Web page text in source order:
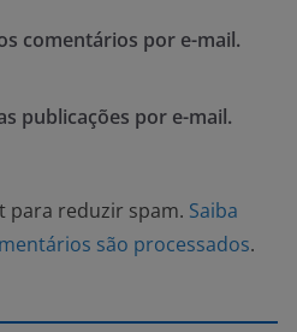
comentários por e-mail.
publicações por e-mail.
para reduzir spam. Saiba
são processados.